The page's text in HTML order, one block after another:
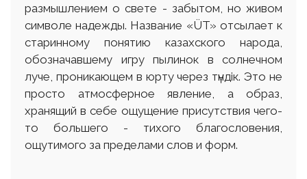
размышлением о свете - забытом, но живом
символе надежды. Название «ÜT» отсылает к
старинному понятию казахского народа,
обозначавшему игру пылинок в солнечном
луче, проникающем в юрту через түндiк. Это не
просто атмосферное явление, а образ,
хранящий в себе ощущение присутствия чего-
то большего - тихого благословения,
ощутимого за пределами слов и форм.